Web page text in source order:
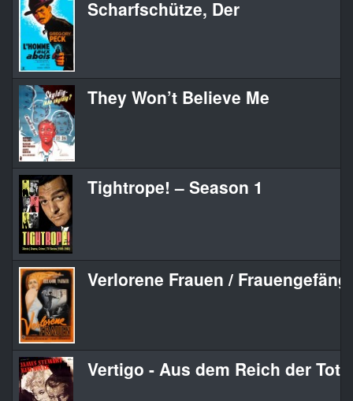
Scharfschütze, Der
They Won’t Believe Me
Tightrope! – Season 1
Verlorene Frauen /
Vertigo - Aus dem Reich der